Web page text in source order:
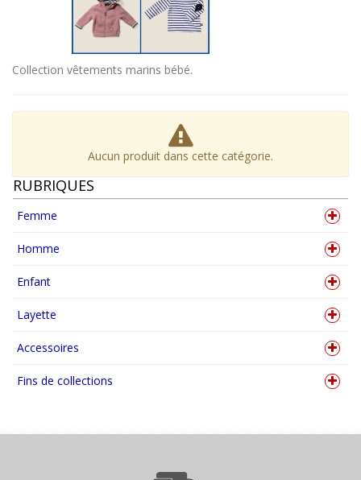
Collection vêtements marins bébé.
Aucun produit dans cette catégorie.
RUBRIQUES
Femme
Homme
Enfant
Layette
Accessoires
Fins de collections